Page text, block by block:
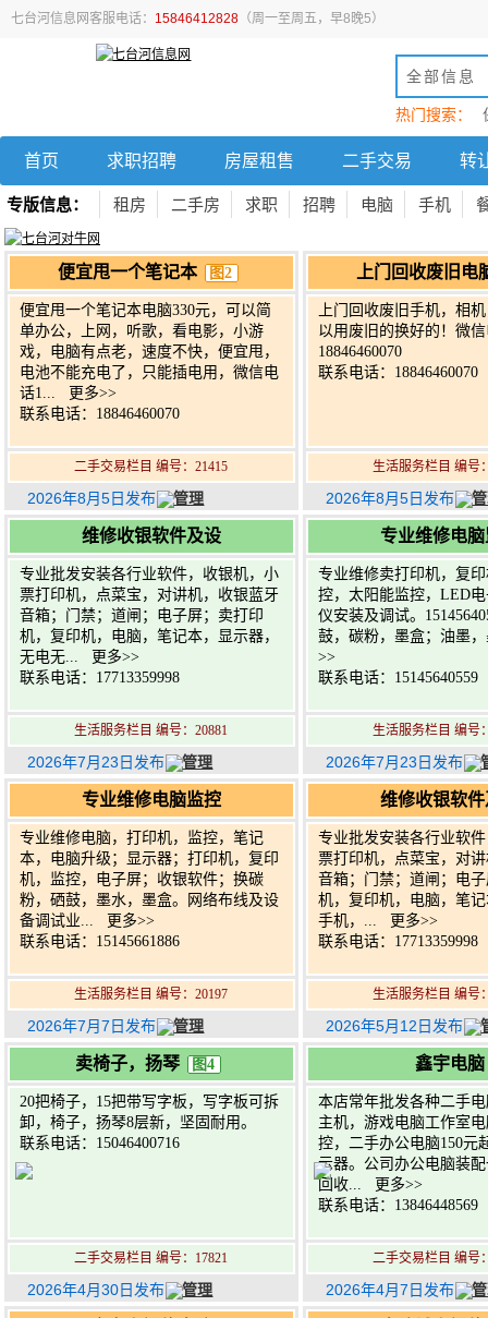
七台河信息网客服电话： 15846412828 （周一至周五，早8晚5）
全部信息
热门搜索：
首页 求职招聘 房屋租售 二手交易 转
专版信息： 租房 二手房 求职 招聘 电脑 手机
便宜甩一个笔记本 图2
便宜甩一个笔记本电脑330元，可以简
单办公，上网，听歌，看电影，小游
戏，电脑有点老，速度不快，便宜甩，
电池不能充电了，只能插电用，微信电
话1...
更多>>
联系电话：18846460070
二手交易栏目 编号：21415
2026年8月5日发布 管理
上门回收废旧电
上门回收废旧手机，相
以用废旧的换好的！微
18846460070
联系电话：18846460070
生活服务栏目 编号
2026年8月5日发布
维修收银软件及设
专业批发安装各行业软件，收银机，小
票打印机，点菜宝，对讲机，收银蓝牙
音箱；门禁；道闸；电子屏；卖打印
机，复印机，电脑，笔记本，显示器，
无电无...
更多>>
联系电话：17713359998
生活服务栏目 编号：20881
2026年7月23日发布 管理
专业维修电
专业维修卖打印机，复
控，太阳能监控，LED
仪安装及调试。
鼓，碳粉，墨盒；油墨
>>
联系电话：15145640559
生活服务栏目 编号
2026年7月23日发布
专业维修电脑监控
专业维修电脑，打印机，监控，笔记
本，电脑升级；显示器；打印机，复印
机，监控，电子屏；收银软件；换碳
粉，硒鼓，墨水，墨盒。网络布线及设
备调试业...
更多>>
联系电话：15145661886
生活服务栏目 编号：20197
2026年7月7日发布 管理
维修收银软
专业批发安装各行业软
票打印机，点菜宝，对
音箱；门禁；道闸；电
机，复印机，电脑，笔
手机，...
更多>>
联系电话：17713359998
生活服务栏目 编号
2026年5月12日发布
卖椅子，扬琴 图4
20把椅子，15把带写字板，写字板可拆
卸，椅子，扬琴8层新，坚固耐用。
联系电话：15046400716
二手交易栏目 编号：17821
2026年4月30日发布 管理
鑫宇电脑
本店常年批发各种二手
主机，游戏电脑工作室
控，二手办公电脑150元
示器。公司办公电脑装
回收...
更多>>
联系电话：13846448569
二手交易栏目 编号
2026年4月7日发布